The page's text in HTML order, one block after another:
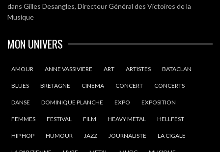
dans Gilles Desangles, Directeur Général des Victoires de la
Musique
MON UNIVERS
AMOUR ANNE VASSIVIERE ART ARTISTES BATACLAN
BLUES BRETAGNE CINEMA CONCERT CONCERTS
DANSE DOMINIQUE PLANCHE EXPO EXPOSITION
FEMMES FESTIVAL FILM HEAVY METAL HELLFEST
HIP HOP HUMOUR JAZZ JOURNALISTE LA CIGALE